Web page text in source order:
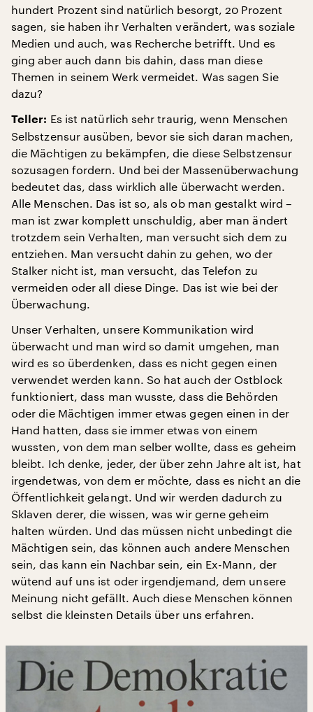
hundert Prozent sind natürlich besorgt, 20 Prozent
sagen, sie haben ihr Verhalten verändert, was soziale
Medien und auch, was Recherche betrifft. Und es
ging aber auch dann bis dahin, dass man diese
Themen in seinem Werk vermeidet. Was sagen Sie
dazu?
Teller: Es ist natürlich sehr traurig, wenn Menschen
Selbstzensur ausüben, bevor sie sich daran machen,
die Mächtigen zu bekämpfen, die diese Selbstzensur
sozusagen fordern. Und bei der Massenüberwachung
bedeutet das, dass wirklich alle überwacht werden.
Alle Menschen. Das ist so, als ob man gestalkt wird –
man ist zwar komplett unschuldig, aber man ändert
trotzdem sein Verhalten, man versucht sich dem zu
entziehen. Man versucht dahin zu gehen, wo der
Stalker nicht ist, man versucht, das Telefon zu
vermeiden oder all diese Dinge. Das ist wie bei der
Überwachung.
Unser Verhalten, unsere Kommunikation wird
überwacht und man wird so damit umgehen, man
wird es so überdenken, dass es nicht gegen einen
verwendet werden kann. So hat auch der Ostblock
funktioniert, dass man wusste, dass die Behörden
oder die Mächtigen immer etwas gegen einen in der
Hand hatten, dass sie immer etwas von einem
wussten, von dem man selber wollte, dass es geheim
bleibt. Ich denke, jeder, der über zehn Jahre alt ist, hat
irgendetwas, von dem er möchte, dass es nicht an die
Öffentlichkeit gelangt. Und wir werden dadurch zu
Sklaven derer, die wissen, was wir gerne geheim
halten würden. Und das müssen nicht unbedingt die
Mächtigen sein, das können auch andere Menschen
sein, das kann ein Nachbar sein, ein Ex-Mann, der
wütend auf uns ist oder irgendjemand, dem unsere
Meinung nicht gefällt. Auch diese Menschen können
selbst die kleinsten Details über uns erfahren.